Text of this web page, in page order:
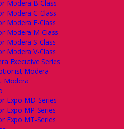
Modera B-Class
Modera C-Class
Modera E-Class
Modera M-Class
Modera S-Class
Modera V-Class
Executive Series
Modera
Modera
Expo MD-Series
Expo MP-Series
Expo MT-Series